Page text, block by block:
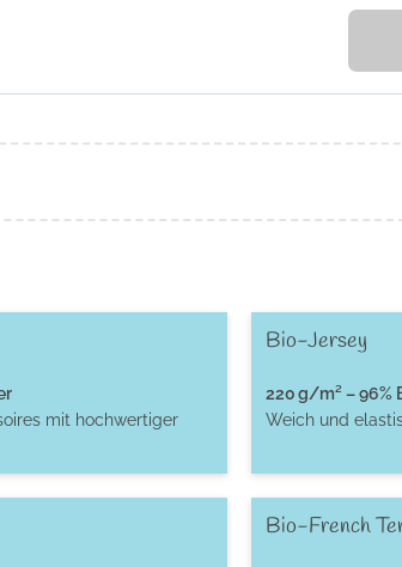
mit hochwertiger
Bio-Jersey
220 g/m² – 96%
Weich und
Bio-French